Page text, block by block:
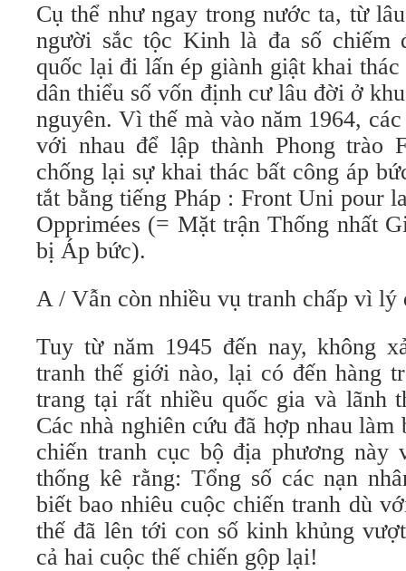
Cụ thể như ngay trong nước ta, từ
người sắc tộc Kinh là đa số chiếm
quốc lại đi lấn ép giành giật khai thác
dân thiểu số vốn định cư lâu đời ở
nguyên. Vì thế mà vào năm 1964,
với nhau để lập thành Phong trào
chống lại sự khai thác bất công áp
tắt bằng tiếng Pháp : Front Uni pour
Opprimées (= Mặt trận Thống nhất
bị Áp bức).
A / Vẫn còn nhiều vụ tranh chấp vì lý
Tuy từ năm 1945 đến nay, không
tranh thế giới nào, lại có đến hàng
trang tại rất nhiều quốc gia và lãnh
Các nhà nghiên cứu đã hợp nhau làm
chiến tranh cục bộ địa phương này
thống kê rằng: Tổng số các nạn
biết bao nhiêu cuộc chiến tranh dù
thế đã lên tới con số kinh khủng
cả hai cuộc thế chiến gộp lại!